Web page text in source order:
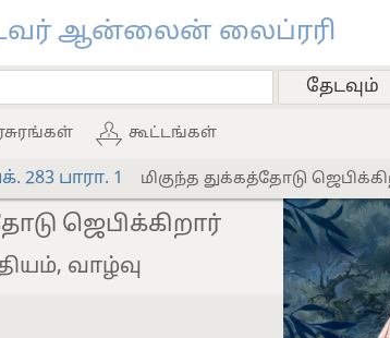
ஆன்லைன் லைப்ரரி
கூட்டங்கள்
283 பாரா. 1 மிகுந்த துக்கத்தோடு
ஜெபிக்கிறார்
வாழ்வு